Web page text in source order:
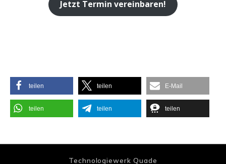
Jetzt Termin vereinbaren!
teilen teilen E-Mail
teilen teilen teilen
Technologiewerk Quade